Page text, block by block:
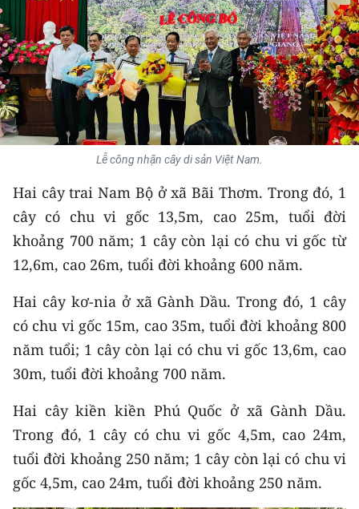
GIÁO DỤC
Y TẾ
KHOA HỌC - CÔNG NGHỆ
MÔI TRƯỜNG
BẠN ĐỌC
KIỂM CHỨNG THÔNG TIN
TRI THỨC CHUYÊN SÂU
54 DÂN TỘC VIỆT NAM
CHƯƠNG TRÌNH OCOP - MỖI XÃ
MỘT SẢN PHẨM
RADIO
MEDIA CENTER
E-Magazine
Lễ công nhận cây di sản Việt Nam.
Hai cây trai Nam Bộ ở xã Bãi Thơm. Trong đó, 1
cây có chu vi gốc 13,5m, cao 25m, tuổi đời
khoảng 700 năm; 1 cây còn lại có chu vi gốc từ
12,6m, cao 26m, tuổi đời khoảng 600 năm.
Hai cây kơ-nia ở xã Gành Dầu. Trong đó, 1 cây
có chu vi gốc 15m, cao 35m, tuổi đời khoảng 800
năm tuổi; 1 cây còn lại có chu vi gốc 13,6m, cao
30m, tuổi đời khoảng 700 năm.
Hai cây kiền kiền Phú Quốc ở xã Gành Dầu.
Trong đó, 1 cây có chu vi gốc 4,5m, cao 24m,
tuổi đời khoảng 250 năm; 1 cây còn lại có chu vi
gốc 4,5m, cao 24m, tuổi đời khoảng 250 năm.